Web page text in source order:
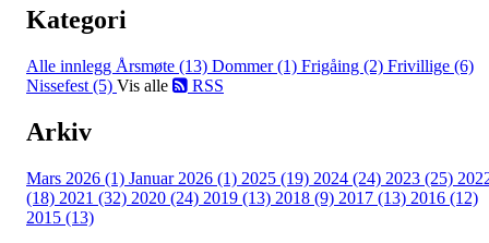
Kategori
Alle innlegg Årsmøte (13) Dommer (1) Frigåing (2) Frivillige (6)
Nissefest (5) Vis alle RSS
Arkiv
Mars 2026 (1) Januar 2026 (1) 2025 (19) 2024 (24) 2023 (25)
(18) 2021 (32) 2020 (24) 2019 (13) 2018 (9) 2017 (13) 2016 (12)
2015 (13)